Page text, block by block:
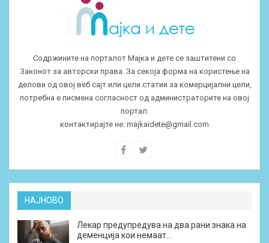
Содржините на порталот Мајка и дете се заштитени со
Законот за авторски права. За секоја форма на користење на
делови од овој веб сајт или цели статии за комерцијални цели,
потребна е писмена согласност од администраторите на овој
портал.
контактирајте не: majkaidete@gmail.com
НАЈНОВО
Лекар предупредува на два рани знака на
деменција кои немаат…